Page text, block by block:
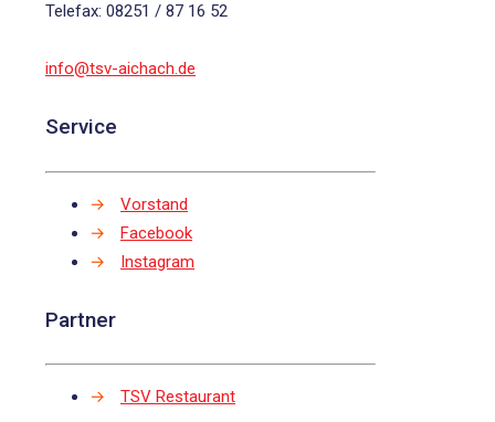
Telefax: 08251 / 87 16 52
info@tsv-aichach.de
Service
→
Vorstand
→
Facebook
→
Instagram
Partner
→ TSV Restaurant